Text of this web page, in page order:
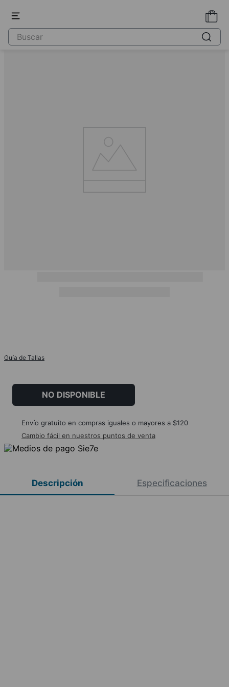
Guía de Tallas
NO DISPONIBLE
Envío gratuito en compras iguales o mayores a $120
Cambio fácil en nuestros puntos de venta
Descripción Especificaciones